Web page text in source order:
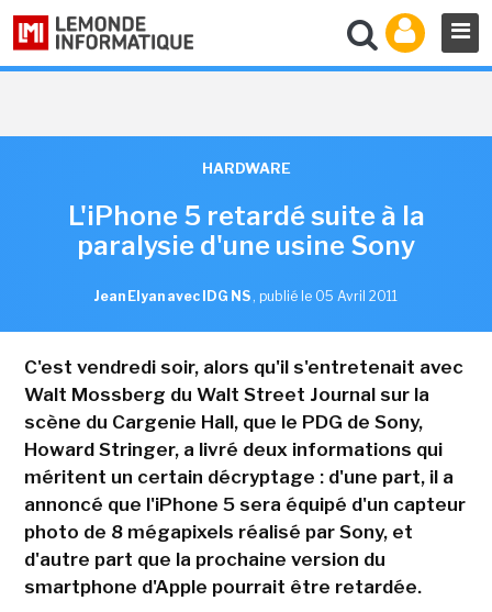
HARDWARE
L'iPhone 5 retardé suite à la
paralysie d'une usine Sony
Jean Elyan avec IDG NS , publié le 05 Avril 2011
C'est vendredi soir, alors qu'il s'entretenait avec
Walt Mossberg du Walt Street Journal sur la
scène du Cargenie Hall, que le PDG de Sony,
Howard Stringer, a livré deux informations qui
méritent un certain décryptage : d'une part, il a
annoncé que l'iPhone 5 sera équipé d'un capteur
photo de 8 mégapixels réalisé par Sony, et
d'autre part que la prochaine version du
smartphone d'Apple pourrait être retardée.